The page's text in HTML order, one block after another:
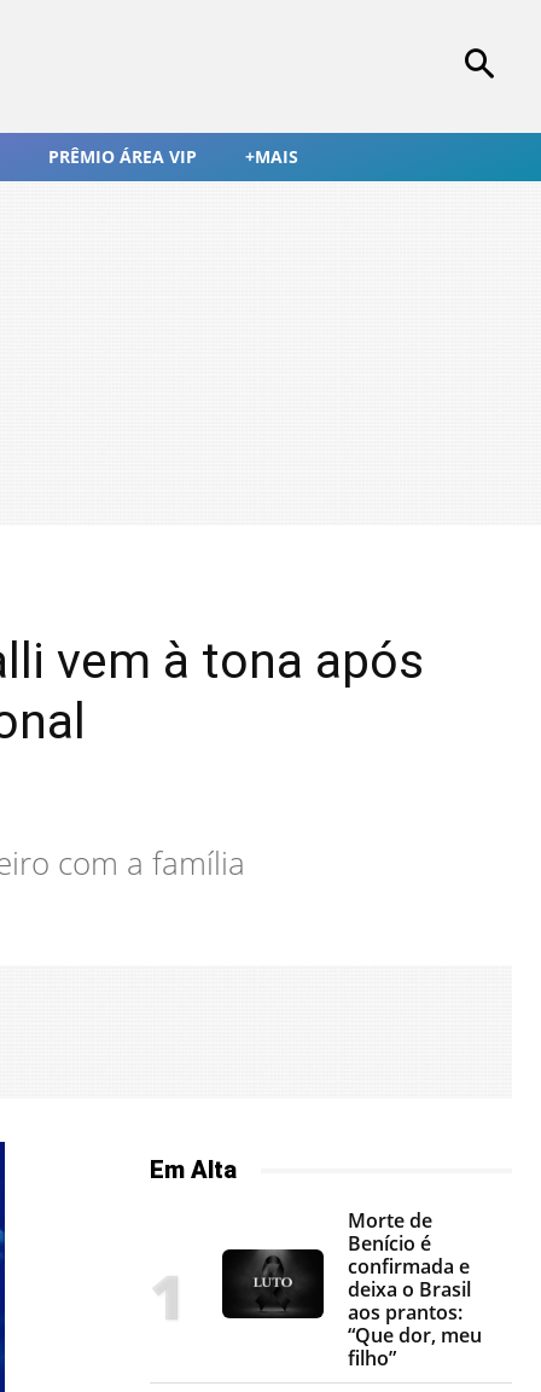
PRÊMIO ÁREA VIP +MAIS
vem à tona após
com a família
Em Alta
Morte de
Benício é
confirmada e
deixa o Brasil
aos prantos:
“Que dor, meu
filho”